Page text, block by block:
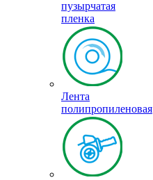
пузырчатая
пленка
Лента
полипропиленовая